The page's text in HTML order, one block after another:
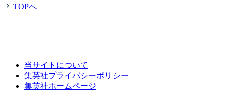
TOPへ
当サイトについて
集英社プライバシーポリシー
集英社ホームページ